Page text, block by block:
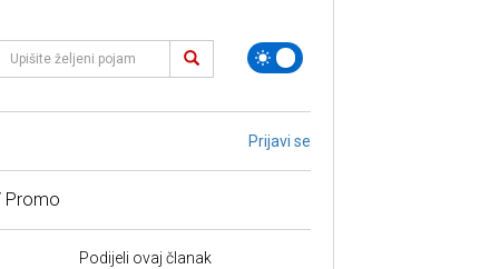
Prijavi se
Promo
Podijeli ovaj članak